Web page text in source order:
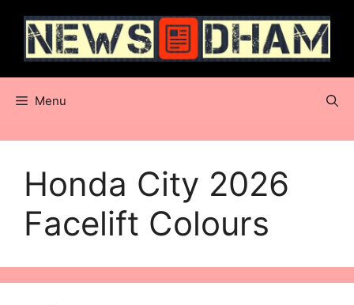
content
Menu
Honda City 2026
Facelift Colours